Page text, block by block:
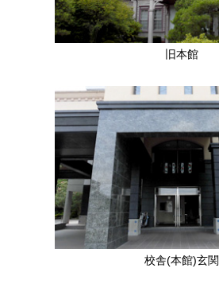
旧本館
校舎(本館)玄関